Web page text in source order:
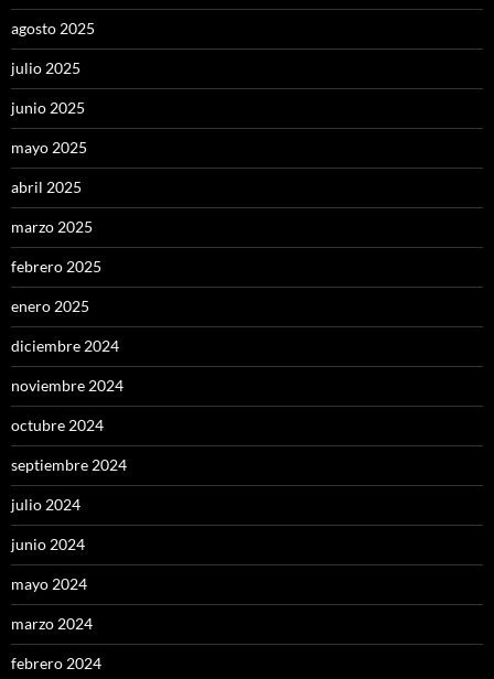
agosto 2025
julio 2025
junio 2025
mayo 2025
abril 2025
marzo 2025
febrero 2025
enero 2025
diciembre 2024
noviembre 2024
octubre 2024
septiembre 2024
julio 2024
junio 2024
mayo 2024
marzo 2024
febrero 2024